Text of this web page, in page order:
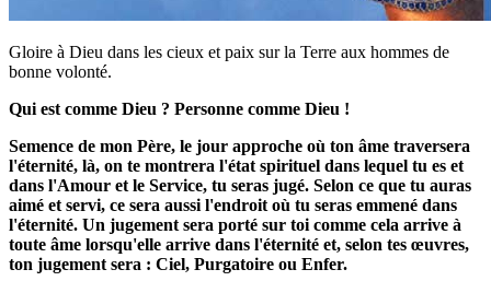
Gloire à Dieu dans les cieux et paix sur la Terre aux hommes de
bonne volonté.
Qui est comme Dieu ? Personne comme Dieu !
Semence de mon Père, le jour approche où ton âme traversera
l'éternité, là, on te montrera l'état spirituel dans lequel tu es et
dans l'Amour et le Service, tu seras jugé. Selon ce que tu auras
aimé et servi, ce sera aussi l'endroit où tu seras emmené dans
l'éternité. Un jugement sera porté sur toi comme cela arrive à
toute âme lorsqu'elle arrive dans l'éternité et, selon tes œuvres,
ton jugement sera : Ciel, Purgatoire ou Enfer.